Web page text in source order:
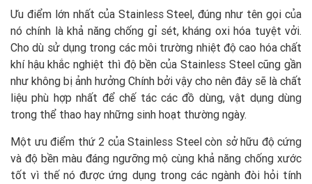
Ưu điểm lớn nhất của Stainless Steel, đúng như tên gọi của
nó chính là khả năng chống gỉ sét, kháng oxi hóa tuyệt vởi.
Cho dù sử dụng trong các môi trường nhiệt độ cao hóa chất
khí hậu khắc nghiệt thì độ bền của Stainless Steel cũng gần
như không bị ảnh hưởng Chính bởi vậy cho nên đây sẽ là chất
liệu phù hợp nhất để chế tác các đồ dùng, vật dụng dùng
trong thể thao hay những sinh hoạt thường ngày.
Một ưu điểm thứ 2 của Stainless Steel còn sở hữu độ cứng
và độ bền màu đáng ngưỡng mộ cùng khả năng chống xước
tốt vì thế nó được ứng dụng trong các ngành đòi hỏi tính